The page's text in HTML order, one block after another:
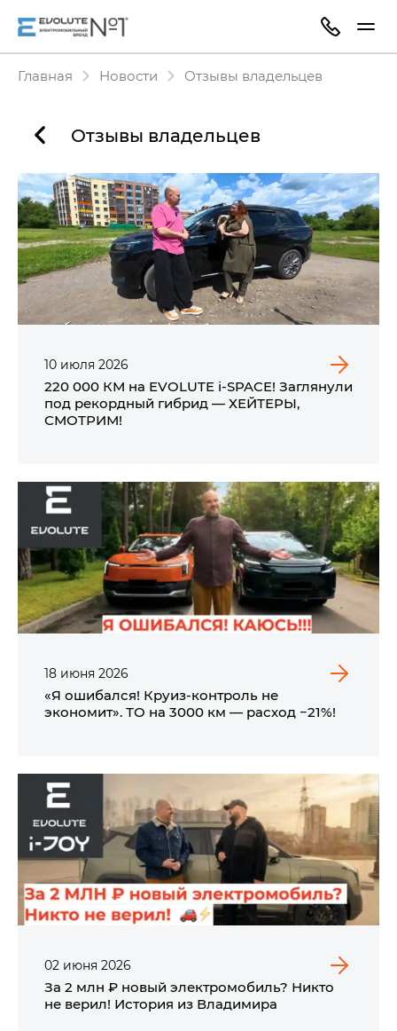
Главная Новости Отзывы владельцев
Отзывы владельцев
10 июля 2026
220 000 КМ на EVOLUTE i‑SPACE! Заглянули
под рекордный гибрид — ХЕЙТЕРЫ,
СМОТРИМ!
18 июня 2026
«Я ошибался! Круиз-контроль не
экономит». ТО на 3000 км — расход −21%!
02 июня 2026
За 2 млн ₽ новый электромобиль? Никто
не верил! История из Владимира